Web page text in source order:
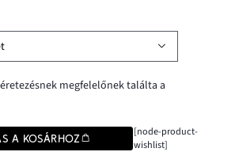
megfelelőnek találta a
A KOSÁRHOZ
[node-product-
wishlist]